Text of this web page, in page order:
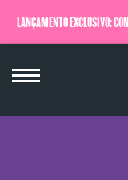
LANÇAMENTO EXCLUSIVO: